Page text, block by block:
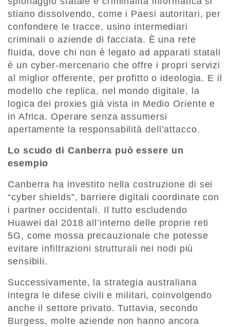
stiano dissolvendo, come i Paesi autoritari, per
confondere le tracce, usino intermediari
criminali o aziende di facciata. È una rete
fluida, dove chi non è legato ad apparati statali
è un cyber-mercenario che offre i propri servizi
al miglior offerente, per profitto o ideologia. E il
modello che replica, nel mondo digitale, la
logica dei proxies già vista in Medio Oriente e
in Africa. Operare senza assumersi
apertamente la responsabilità dell’attacco.
Lo scudo di Canberra può essere un
esempio
Canberra ha investito nella costruzione di sei
“cyber shields”, barriere digitali coordinate con
i partner occidentali. Il tutto escludendo
Huawei dal 2018 all’interno delle proprie reti
5G, come mossa precauzionale che potesse
evitare infiltrazioni strutturali nei nodi più
sensibili.
Successivamente, la strategia australiana
integra le difese civili e militari, coinvolgendo
anche il settore privato. Tuttavia, secondo
Burgess, molte aziende non hanno ancora